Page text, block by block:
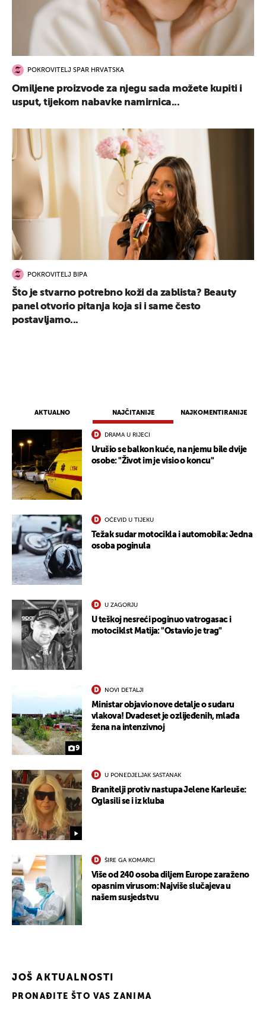
AKTUALNO NAJČITANIJE NAJKOMENTIRANIJE
DRAMA U RIJECI
Urušio se balkon kuće, na njemu bile dvije
osobe: "Život im je visio o koncu"
OČEVID U TIJEKU
Težak sudar motocikla i automobila: Jedna
osoba poginula
U ZAGORJU
U teškoj nesreći poginuo vatrogasac i
motociklst Matija: "Ostavio je trag"
9
NOVI DETALJI
Ministar objavio nove detalje o sudaru
vlakova! Dvadeset je ozlijeđenih, mlađa
žena na intenzivnoj
U PONEDJELJAK SASTANAK
Branitelji protiv nastupa Jelene Karleuše:
Oglasili se i iz kluba
ŠIRE GA KOMARCI
Više od 240 osoba diljem Europe zaraženo
opasnim virusom: Najviše slučajeva u
našem susjedstvu
JOŠ AKTUALNOSTI
POKROVITELJ SPAR HRVATSKA
Omiljene proizvode za njegu sada možete kupiti i
usput, tijekom nabavke namirnica...
POKROVITELJ BIPA
Što je stvarno potrebno koži da zablista? Beauty
panel otvorio pitanja koja si i same često
postavljamo...
PRONAĐITE ŠTO VAS ZANIMA